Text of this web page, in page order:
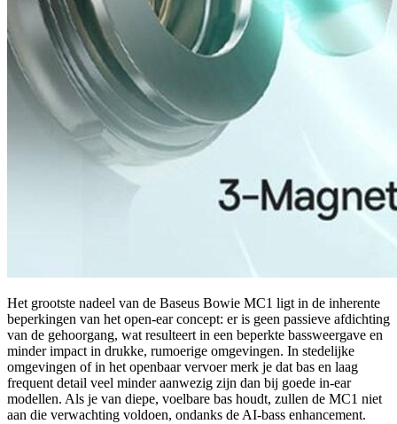
Het grootste nadeel van de Baseus Bowie MC1 ligt in de inherente
beperkingen van het open-ear concept: er is geen passieve afdichting
van de gehoorgang, wat resulteert in een beperkte bassweergave en
minder impact in drukke, rumoerige omgevingen. In stedelijke
omgevingen of in het openbaar vervoer merk je dat bas en laag
frequent detail veel minder aanwezig zijn dan bij goede in-ear
modellen. Als je van diepe, voelbare bas houdt, zullen de MC1 niet
aan die verwachting voldoen, ondanks de AI-bass enhancement.